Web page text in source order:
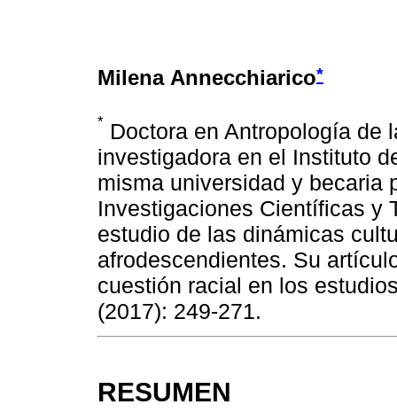
Milena Annecchiarico*
* Doctora en Antropología de
investigadora en el Instituto
misma universidad y becaria
Investigaciones Científicas y
estudio de las dinámicas
afrodescendientes. Su
cuestión racial en los
(2017): 249-271.
RESUMEN